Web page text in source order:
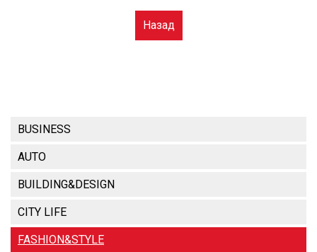
Назад
BUSINESS
AUTO
BUILDING&DESIGN
CITY LIFE
FASHION&STYLE